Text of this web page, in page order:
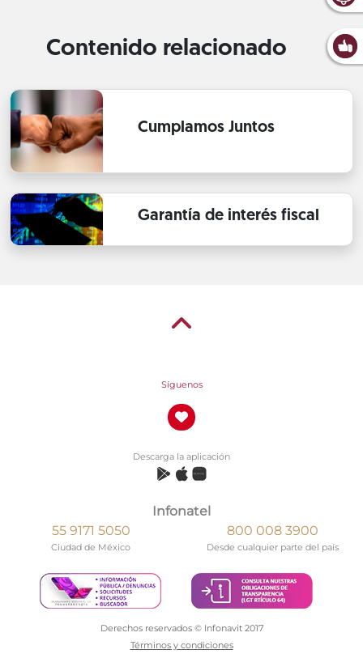
Contenido relacionado
Cumplamos Juntos
Garantía de interés fiscal
Síguenos
Descarga la aplicación
Infonatel
55 9171 5050
Ciudad de México
800 008 3900
Desde cualquier parte del país
Derechos reservados © Infonavit 2017
Términos y condiciones